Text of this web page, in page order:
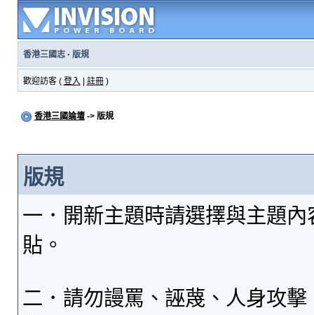
香港三國志· 版規
歡迎訪客 ( 登入 註冊)
香港三國論壇-> 版規
版規
一．開新主題時請選擇與主題
貼。
二．請勿謾罵、誣蔑、人身攻